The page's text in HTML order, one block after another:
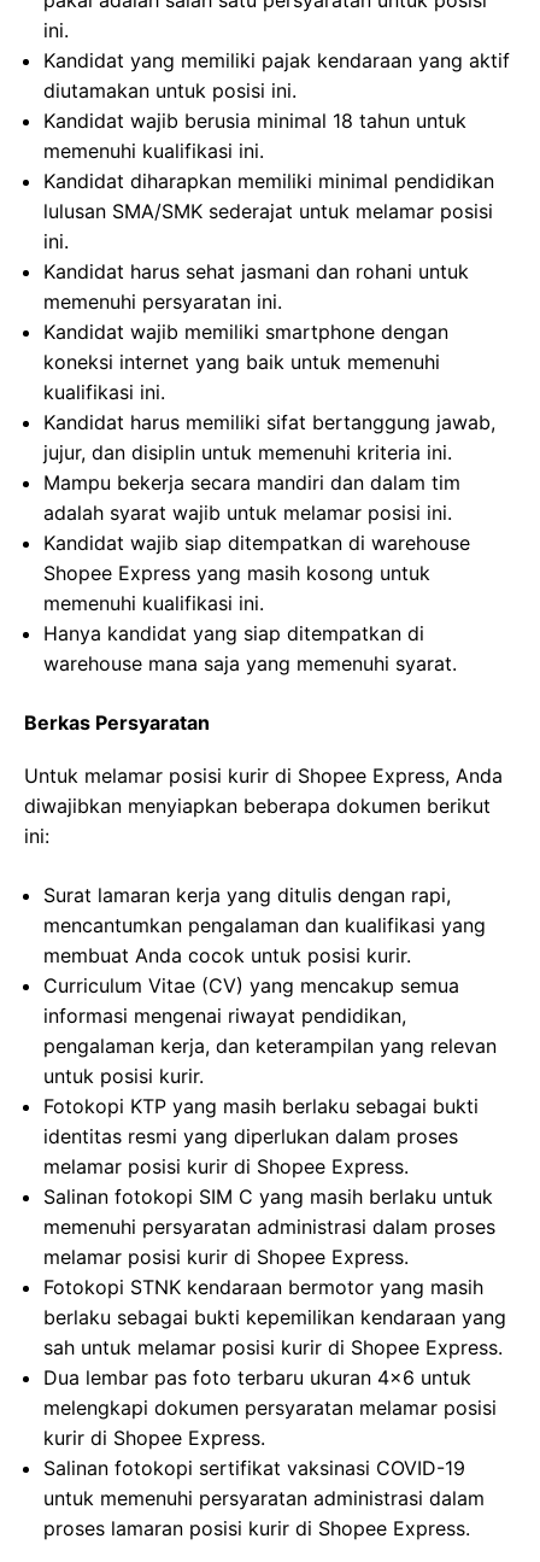
ini.
Kandidat yang memiliki pajak kendaraan yang aktif
diutamakan untuk posisi ini.
Kandidat wajib berusia minimal 18 tahun untuk
memenuhi kualifikasi ini.
Kandidat diharapkan memiliki minimal pendidikan
lulusan SMA/SMK sederajat untuk melamar posisi
ini.
Kandidat harus sehat jasmani dan rohani untuk
memenuhi persyaratan ini.
Kandidat wajib memiliki smartphone dengan
koneksi internet yang baik untuk memenuhi
kualifikasi ini.
Kandidat harus memiliki sifat bertanggung jawab,
jujur, dan disiplin untuk memenuhi kriteria ini.
Mampu bekerja secara mandiri dan dalam tim
adalah syarat wajib untuk melamar posisi ini.
Kandidat wajib siap ditempatkan di warehouse
Shopee Express yang masih kosong untuk
memenuhi kualifikasi ini.
Hanya kandidat yang siap ditempatkan di
warehouse mana saja yang memenuhi syarat.
Berkas Persyaratan
Untuk melamar posisi kurir di Shopee Express, Anda
diwajibkan menyiapkan beberapa dokumen berikut
ini:
Surat lamaran kerja yang ditulis dengan rapi,
mencantumkan pengalaman dan kualifikasi yang
membuat Anda cocok untuk posisi kurir.
Curriculum Vitae (CV) yang mencakup semua
informasi mengenai riwayat pendidikan,
pengalaman kerja, dan keterampilan yang relevan
untuk posisi kurir.
Fotokopi KTP yang masih berlaku sebagai bukti
identitas resmi yang diperlukan dalam proses
melamar posisi kurir di Shopee Express.
Salinan fotokopi SIM C yang masih berlaku untuk
memenuhi persyaratan administrasi dalam proses
melamar posisi kurir di Shopee Express.
Fotokopi STNK kendaraan bermotor yang masih
berlaku sebagai bukti kepemilikan kendaraan yang
sah untuk melamar posisi kurir di Shopee Express.
Dua lembar pas foto terbaru ukuran 4×6 untuk
melengkapi dokumen persyaratan melamar posisi
kurir di Shopee Express.
Salinan fotokopi sertifikat vaksinasi COVID-19
untuk memenuhi persyaratan administrasi dalam
proses lamaran posisi kurir di Shopee Express.